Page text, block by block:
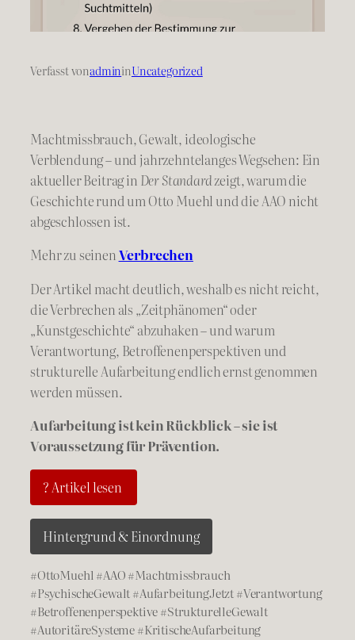
Verfasst vonadmininUncategorized
Machtmissbrauch, Gewalt, ideologische
Verblendung – und jahrzehntelanges Wegsehen: Ein
aktueller Beitrag in Der Standardzeigt, warum die
Geschichte rund um Otto Muehl und die AAO nicht
abgeschlossen ist.
Mehr zu seinenVerbrechen
Der Artikel macht deutlich, weshalb es nicht reicht,
die Verbrechen als „Zeitphänomen“ oder
„Kunstgeschichte“ abzuhaken – und warum
Verantwortung, Betroffenenperspektiven und
strukturelle Aufarbeitung endlich ernst genommen
werden müssen.
Aufarbeitung ist kein Rückblick – sie ist
Voraussetzung für Prävention.
? Artikel lesen
Hintergrund & Einordnung
#OttoMuehl #AAO #Machtmissbrauch
#PsychischeGewalt #AufarbeitungJetzt #Verantwortung
#Betroffenenperspektive #StrukturelleGewalt
#AutoritäreSysteme #KritischeAufarbeitung